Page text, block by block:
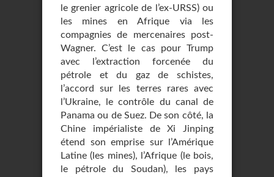
le grenier agricole de l’ex-URSS) ou
les mines en Afrique via les
compagnies de mercenaires post-
Wagner. C’est le cas pour Trump
avec l’extraction forcenée du
pétrole et du gaz de schistes,
l’accord sur les terres rares avec
l’Ukraine, le contrôle du canal de
Panama ou de Suez. De son côté, la
Chine impérialiste de Xi Jinping
étend son emprise sur l’Amérique
Latine (les mines), l’Afrique (le bois,
le pétrole du Soudan), les pays